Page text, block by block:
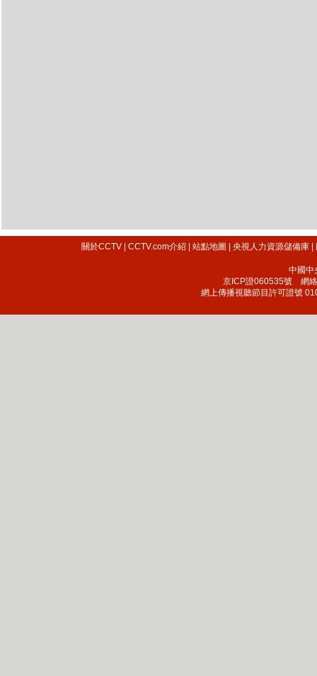
關於CCTV| CCTV.com介紹| 站點地圖 央視人力資源儲備庫|
中國中
京ICP證060535號網絡
網上傳播視聽節目許可證號